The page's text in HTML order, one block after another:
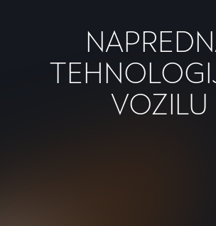
VOZILU